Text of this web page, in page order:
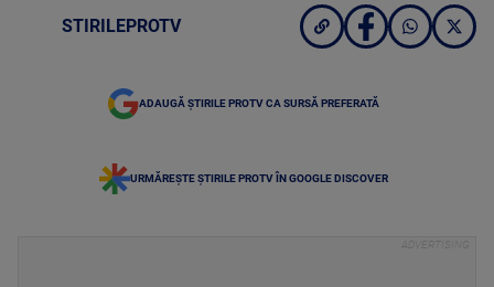
STIRILEPROTV
ADAUGĂ ȘTIRILE PROTV CA SURSĂ PREFERATĂ
URMĂREȘTE ȘTIRILE PROTV ÎN GOOGLE DISCOVER